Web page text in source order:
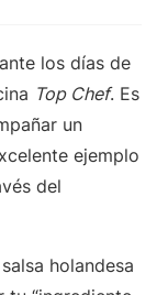
los días de
Top Chef. Es
un
ejemplo
del
holandesa